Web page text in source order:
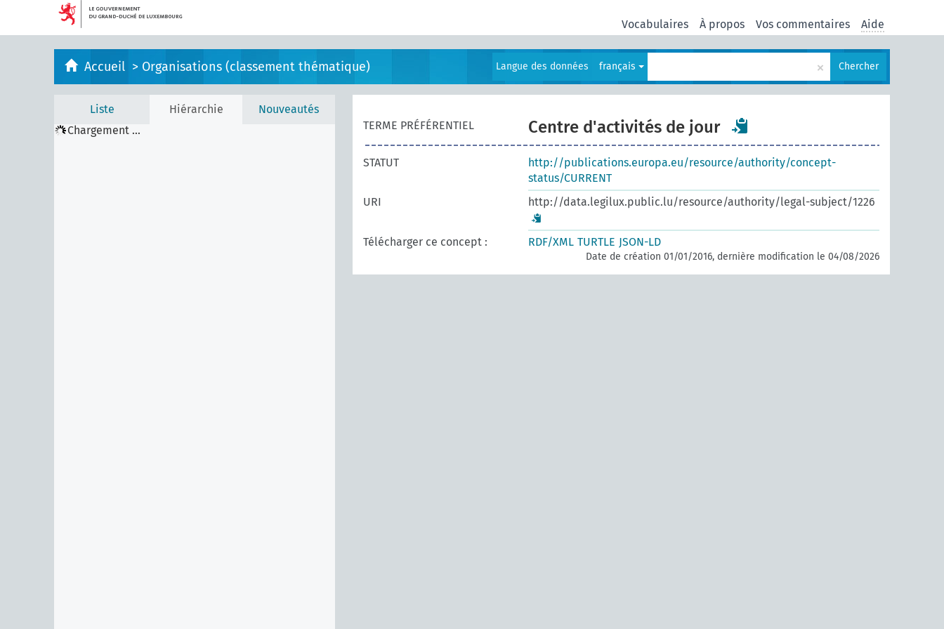
Vocabulaires À propos Vos commentaires Aide
Accueil > Organisations (classement thématique) Langue des données français × Chercher
Liste Hiérarchie
Nouveautés
Chargement ...
TERME PRÉFÉRENTIEL Centre d'activités de jour
STATUT
http://publications.europa.eu/resource/authority/concept-
status/CURRENT
URI
http://data.legilux.public.lu/resource/authority/legal-subject/1226
Télécharger ce concept : RDF/XML TURTLE JSON-LD
Date de création 01/01/2016, dernière modification le 04/08/2026